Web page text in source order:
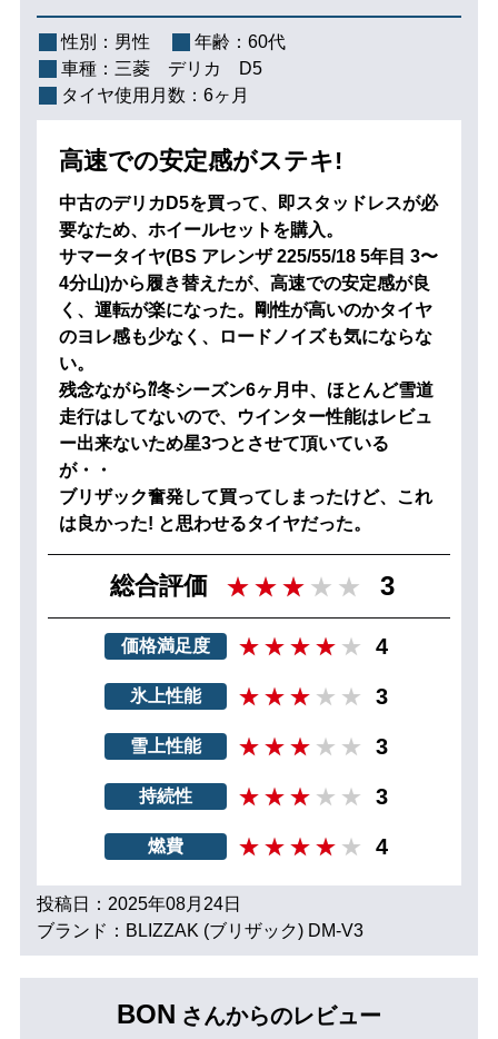
性別： 男性 年齢： 60代
車種： 三菱 デリカ D5
タイヤ使用月数： 6ヶ月
高速での安定感がステキ!
中古のデリカD5を買って、即スタッドレスが必
要なため、ホイールセットを購入。
サマータイヤ(BS アレンザ 225/55/18 5年目 3〜
4分山)から履き替えたが、高速での安定感が良
く、運転が楽になった。剛性が高いのかタイヤ
のヨレ感も少なく、ロードノイズも気にならな
い。
残念ながら⁇冬シーズン6ヶ月中、ほとんど雪道
走行はしてないので、ウインター性能はレビュ
ー出来ないため星3つとさせて頂いている
が・・
ブリザック奮発して買ってしまったけど、これ
は良かった! と思わせるタイヤだった。
総合評価 3
価格満足度 4
氷上性能 3
雪上性能 3
持続性 3
燃費 4
投稿日：2025年08月24日
ブランド：BLIZZAK (ブリザック) DM-V3
BON さんからのレビュー